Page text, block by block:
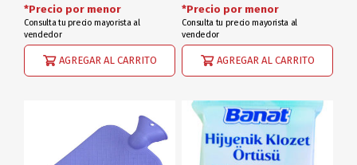
AGREGAR AL CARRITO
*Precio por menor
Consulta tu precio mayorista al
vendedor
AGREGAR AL CARRITO
*Precio por menor
Consulta tu precio mayorista al
vendedor